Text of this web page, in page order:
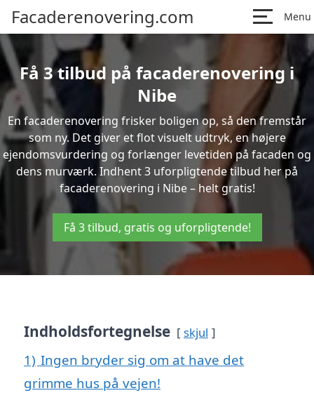
Facaderenovering.com Menu
Få 3 tilbud på facaderenovering i
Nibe
En facaderenovering frisker boligen op, så den fremstår
som ny. Det giver et flot visuelt udtryk, en højere
ejendomsvurdering og forlænger levetiden på facaden og
dens murværk. Indhent 3 uforpligtende tilbud her på
facaderenovering i Nibe – helt gratis!
Få 3 tilbud, gratis og uforpligtende!
Indholdsfortegnelse skjul
1) Ingen bryder sig om at have det
grimme hus på vejen!